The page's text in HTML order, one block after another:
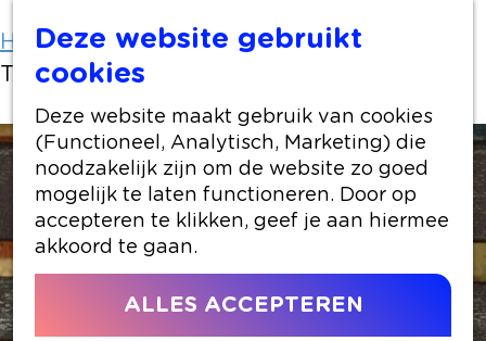
Deze website gebruikt
cookies
Deze website maakt gebruik van cookies
(Functioneel, Analytisch, Marketing) die
noodzakelijk zijn om de website zo goed
mogelijk te laten functioneren. Door op
accepteren te klikken, geef je aan hiermee
akkoord te gaan.
ALLES ACCEPTEREN
Home
Locaties winkelen
Trendy planten & potten